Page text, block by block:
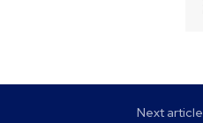
Next article